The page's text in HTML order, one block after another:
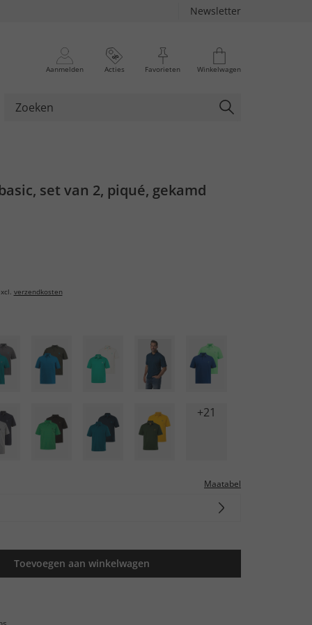
Newsletter
Aanmelden Acties Favorieten Winkelwagen
set van 2, piqué, gekamd
verzendkosten
+21
Maatabel
Toevoegen aan winkelwagen